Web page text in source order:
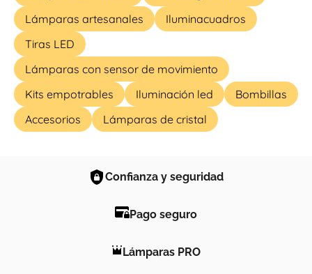
Lámparas artesanales
Iluminacuadros
Tiras LED
Lámparas con sensor de movimiento
Kits empotrables
Iluminación led
Bombillas
Accesorios
Lámparas de cristal
Confianza y seguridad
Pago seguro
Lámparas PRO